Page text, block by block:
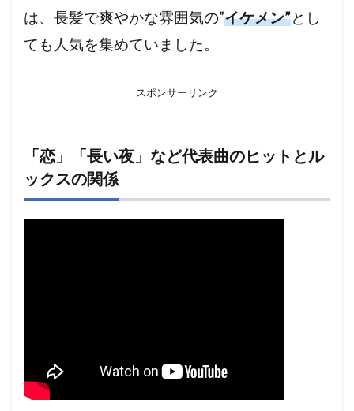
は、長髪で爽やかな雰囲気の”イケメン”とし
ても人気を集めていました。
スポンサーリンク
「恋」「長い夜」など代表曲のヒットとル
ックスの関係